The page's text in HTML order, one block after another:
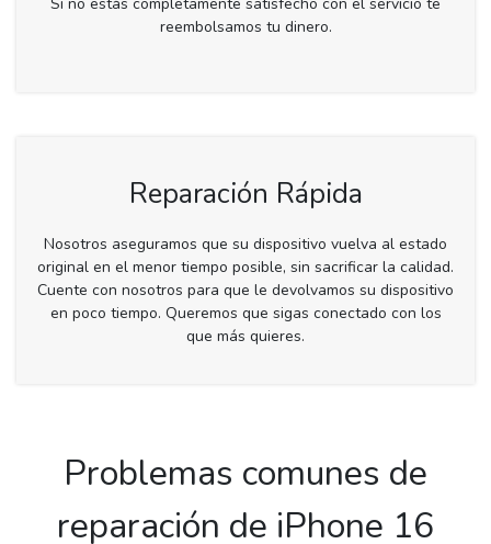
reembolsamos tu dinero.
Reparación Rápida
Nosotros aseguramos que su dispositivo vuelva al estado
original en el menor tiempo posible, sin sacrificar la calidad.
Cuente con nosotros para que le devolvamos su dispositivo
en poco tiempo. Queremos que sigas conectado con los
que más quieres.
Problemas comunes de
reparación de iPhone 16